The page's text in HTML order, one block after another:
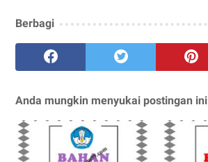
Berbagi
Anda mungkin menyukai postingan ini